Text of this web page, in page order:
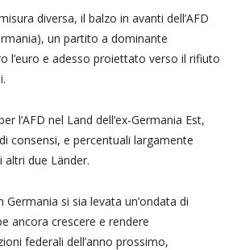
diversa, il balzo in avanti dell’AFD
un partito a dominante
l’euro e adesso proiettato verso il rifiuto
l’AFD nel Land dell’ex-Germania Est,
consensi, e percentuali largamente
altri due Länder.
Germania si sia levata un’ondata di
ancora crescere e rendere
federali dell’anno prossimo,